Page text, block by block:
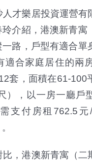
才樂居投資運營有
介紹，港澳新青寓
路，戶型有適合單
適合家庭居住的兩
套，面積在61-100
），以一房一廳戶
支付房租762.5
，港澳新青寓（二